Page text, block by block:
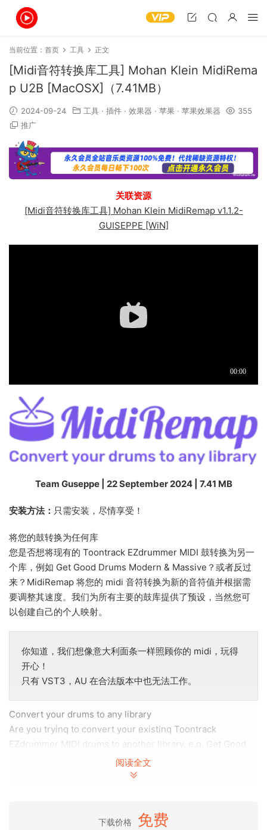
当前位置： 首页 工具 正文
[Midi音符转换库工具] Mohan Klein MidiRema
p U2B [MacOSX]（7.41MB）
2024-09-24 工具 · 插件 · 效果器 · 苹果 · 苹果效果器
355
推广
关联资源
[Midi音符转换库工具] Mohan Klein MidiRemap v1.1.2-
GUISEPPE [WiN]
Team Guseppe | 22 September 2024 | 7.41 MB
安装方法： 只需安装，尽情享受！
将您的鼓转换为任何库
您是否想将现有的 Toontrack EZdrummer MIDI 鼓转换为另一
个库，例如 Get Good Drums Modern & Massive？或者反过
来？MidiRemap 将您的 midi 音符转换为新的音符值并根据需
要调整其速度。我们为所有主要的鼓库提供了预设，当然您可
以创建自己的个人映射。
你知道，我们想像意大利面条一样照顾你的 midi，玩得
开心！
只有 VST3，AU 在合法版本中也无法工作。
Convert your drums to any library
Are you tryinq to convert your existinq Toontrack
EZdrummer MIDI drums to another library, e.q. Get Good
Drums Modern & Massive? Or the other way around?
MidiRemap converts your midi notes to new note values
own individual mappinqs.
阅读全文
下载价格 免费